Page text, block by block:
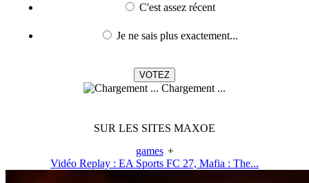
C'est assez récent
Je ne sais plus exactement...
Chargement ...
SUR LES SITES MAXOE
games +
Vidéo Replay : EA Sports FC 27, Mafia : The...